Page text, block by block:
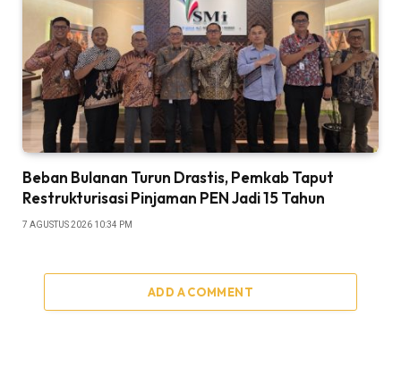
Beban Bulanan Turun Drastis, Pemkab Taput
Restrukturisasi Pinjaman PEN Jadi 15 Tahun‎
7 AGUSTUS 2026 10:34 PM
ADD A COMMENT